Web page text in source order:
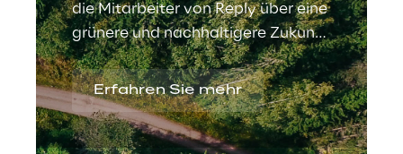
die Mitarbeiter von Reply über eine
grünere und nachhaltigere Zukunft
aufklären soll.
Erfahren Sie mehr